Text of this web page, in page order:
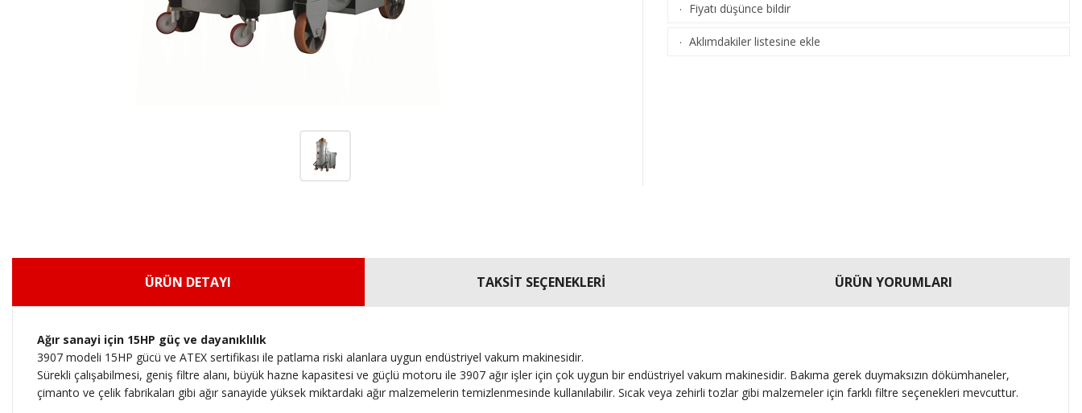
· Fiyatı düşünce bildir
· Aklımdakiler listesine ekle
ÜRÜN DETAYI TAKSİT SEÇENEKLERİ ÜRÜN YORUMLARI
Ağır sanayi için 15HP güç ve dayanıklılık
3907 modeli 15HP gücü ve ATEX sertifikası ile patlama riski alanlara uygun endüstriyel vakum makinesidir.
Sürekli çalışabilmesi, geniş filtre alanı, büyük hazne kapasitesi ve güçlü motoru ile 3907 ağır işler için çok uygun bir endüstriyel vakum makinesidir. Bakıma gerek duymaksızın dökümhaneler,
çimanto ve çelik fabrikaları gibi ağır sanayide yüksek miktardaki ağır malzemelerin temizlenmesinde kullanılabilir. Sıcak veya zehirli tozlar gibi malzemeler için farklı filtre seçenekleri mevcuttur.